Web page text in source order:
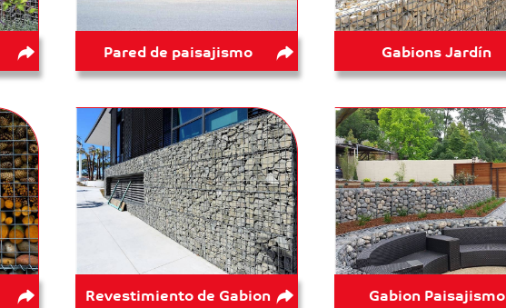
Pared de paisajismo Gabions Jardín
Revestimiento de Gabion Gabion Paisajismo